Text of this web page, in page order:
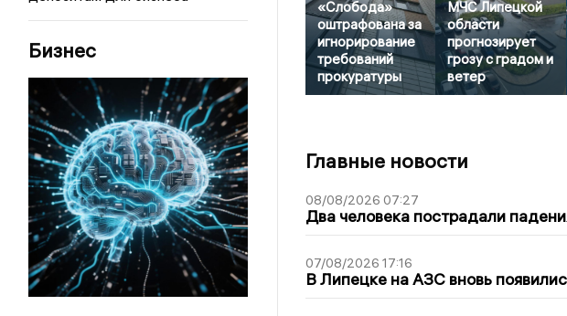
Бизнес
«Слобода»
оштрафована за
игнорирование
требований
прокуратуры
МЧС Липецкой
области
прогнозирует
грозу с градом и
ветер
Главные новости
08/08/2026 07:27
Два человека пострадали
07/08/2026 17:16
В Липецке на АЗС вновь